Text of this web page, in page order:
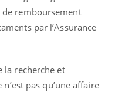
de remboursement
par l’Assurance
la recherche et
pas qu’une affaire